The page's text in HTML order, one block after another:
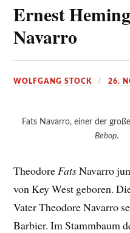
Ernest
Navarro
WOLFGANG STOCK 26.
Fats Navarro, einer der
Bebop.
TheodoreFatsNavarro
von Key West geboren.
Vater Theodore Navarro
Barbier. Im Stammbaum